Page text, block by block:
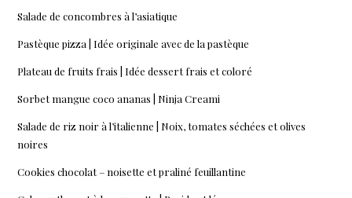
Salade de concombres à l’asiatique
Pastèque pizza | Idée originale avec de la pastèque
Plateau de fruits frais | Idée dessert frais et coloré
Sorbet mangue coco ananas | Ninja Creami
Salade de riz noir à l’italienne | Noix, tomates séchées et olives
noires
Cookies chocolat – noisette et praliné feuillantine